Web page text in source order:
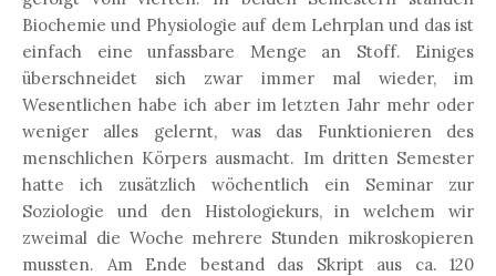
Biochemie und Physiologie auf dem Lehrplan und das ist
einfach eine unfassbare Menge an Stoff. Einiges
überschneidet sich zwar immer mal wieder, im
Wesentlichen habe ich aber im letzten Jahr mehr oder
weniger alles gelernt, was das Funktionieren des
menschlichen Körpers ausmacht. Im dritten Semester
hatte ich zusätzlich wöchentlich ein Seminar zur
Soziologie und den Histologiekurs, in welchem wir
zweimal die Woche mehrere Stunden mikroskopieren
mussten. Am Ende bestand das Skript aus ca. 120